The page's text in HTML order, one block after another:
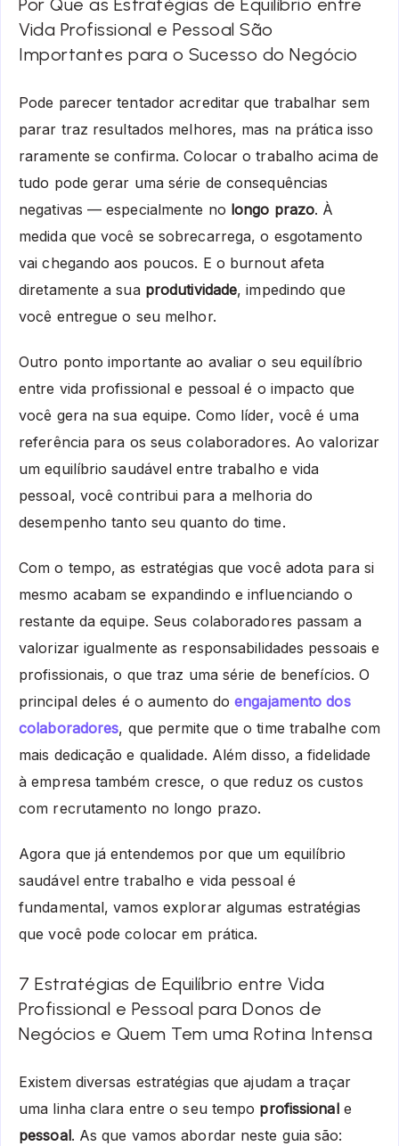
Vida Profissional e Pessoal São
Importantes para o Sucesso do Negócio
Pode parecer tentador acreditar que trabalhar sem
parar traz resultados melhores, mas na prática isso
raramente se confirma. Colocar o trabalho acima de
tudo pode gerar uma série de consequências
negativas — especialmente no longo prazo. À
medida que você se sobrecarrega, o esgotamento
vai chegando aos poucos. E o burnout afeta
diretamente a sua produtividade, impedindo que
você entregue o seu melhor.
Outro ponto importante ao avaliar o seu equilíbrio
entre vida profissional e pessoal é o impacto que
você gera na sua equipe. Como líder, você é uma
referência para os seus colaboradores. Ao valorizar
um equilíbrio saudável entre trabalho e vida
pessoal, você contribui para a melhoria do
desempenho tanto seu quanto do time.
Com o tempo, as estratégias que você adota para si
mesmo acabam se expandindo e influenciando o
restante da equipe. Seus colaboradores passam a
valorizar igualmente as responsabilidades pessoais e
profissionais, o que traz uma série de benefícios. O
principal deles é o aumento doengajamento dos
colaboradores, que permite que o time trabalhe com
mais dedicação e qualidade. Além disso, a fidelidade
à empresa também cresce, o que reduz os custos
com recrutamento no longo prazo.
Agora que já entendemos por que um equilíbrio
saudável entre trabalho e vida pessoal é
fundamental, vamos explorar algumas estratégias
que você pode colocar em prática.
7 Estratégias de Equilíbrio entre Vida
Profissional e Pessoal para Donos de
Negócios e Quem Tem uma Rotina Intensa
Existem diversas estratégias que ajudam a traçar
uma linha clara entre o seu tempo profissionale
pessoal. As que vamos abordar neste guia são: